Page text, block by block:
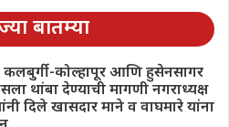
बातम्या
कलबुर्गी-कोल्हापूर आणि हुसेनसागर
थांबा देण्याची मागणी नगराध्यक्ष
दिले खासदार माने व वाघमारे यांना